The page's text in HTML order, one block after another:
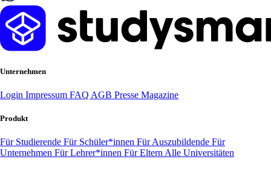
Unternehmen
Login Impressum FAQ AGB Presse Magazine
Produkt
Für Studierende Für Schüler*innen Für Auszubildende Für
Unternehmen Für Lehrer*innen Für Eltern Alle Universitäten